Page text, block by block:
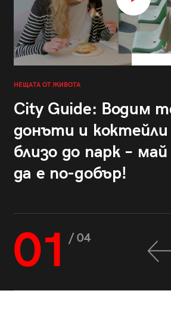
НЕЩАТА ОТ ЖИВОТА
City Guide: Водим
донъти и коктейли
близо до парк –
да е по-добър!
01 / 04